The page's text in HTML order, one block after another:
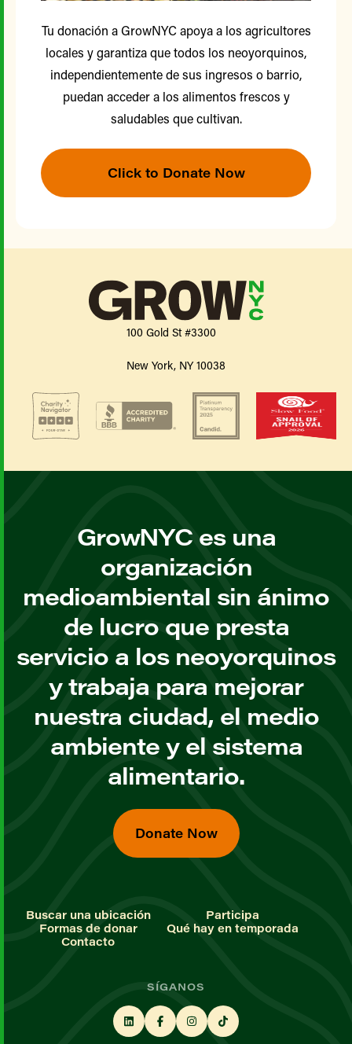
Tu donación a GrowNYC apoya a los agricultores
locales y garantiza que todos los neoyorquinos,
independientemente de sus ingresos o barrio,
puedan acceder a los alimentos frescos y
saludables que cultivan.
Click to Donate Now
100 Gold St #3300
New York, NY 10038
GrowNYC es una
organización
medioambiental sin ánimo
de lucro que presta
servicio a los neoyorquinos
y trabaja para mejorar
nuestra ciudad, el medio
ambiente y el sistema
alimentario.
Donate Now
Buscar una ubicación
Participa
Formas de donar
Qué hay en temporada
Contacto
SÍGANOS